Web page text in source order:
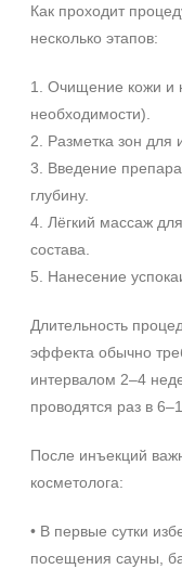
Как проходит
несколько этапов:
1. Очищение кожи и
необходимости).
2. Разметка зон для
3. Введение
глубину.
4. Лёгкий массаж
состава.
5. Нанесение
Длительность
эффекта обычно
интервалом 2–4
проводятся раз в
После инъекций
косметолога:
• В первые сутки
посещения сауны,